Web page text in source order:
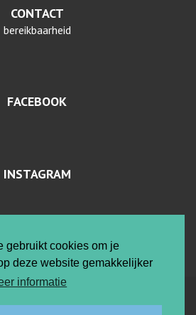
gebruikt cookies om je
deze website gemakkelijker
informatie
CONTACT
bereikbaarheid
FACEBOOK
INSTAGRAM
EN COOKIES
Vrije ateliers